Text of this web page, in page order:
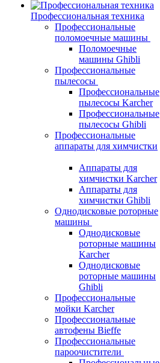
Профессиональная техника
Профессиональные
поломоечные машины
Поломоечные
машины Ghibli
Профессиональные
пылесосы
Профессиональные
пылесосы Karcher
Профессиональные
пылесосы Ghibli
Профессиональные
аппараты для химчистки
Аппараты для
химчистки Karcher
Аппараты для
химчистки Ghibli
Однодисковые роторные
машины
Однодисковые
роторные машины
Karcher
Однодисковые
роторные машины
Ghibli
Профессиональные
мойки Karcher
Профессиональные
автофены Bieffe
Профессиональные
пароочистители